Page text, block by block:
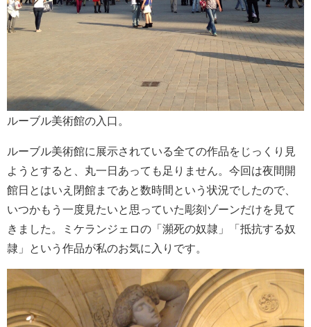
ルーブル美術館の入口。
ルーブル美術館に展示されている全ての作品をじっくり見
ようとすると、丸一日あっても足りません。今回は夜間開
館日とはいえ閉館まであと数時間という状況でしたので、
いつかもう一度見たいと思っていた彫刻ゾーンだけを見て
きました。ミケランジェロの「瀕死の奴隷」「抵抗する奴
隷」という作品が私のお気に入りです。